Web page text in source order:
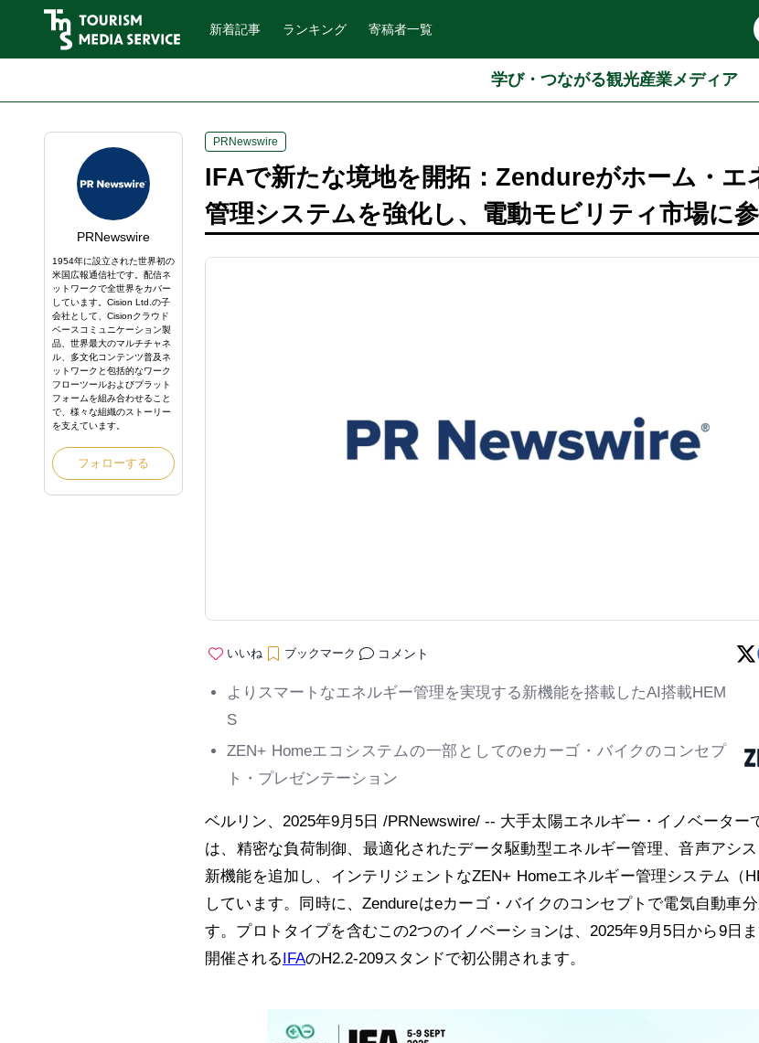
新着記事 ランキング 寄稿者一覧
学び・つながる観光産業メディア
PRNewswire
1954年に設立された世界初の
米国広報通信社です。配信ネ
ットワークで全世界をカバー
しています。Cision Ltd.の子
会社として、Cisionクラウド
ベースコミュニケーション製
品、世界最大のマルチチャネ
ル、多文化コンテンツ普及ネ
ットワークと包括的なワーク
フローツールおよびプラット
フォームを組み合わせること
で、様々な組織のストーリー
を支えています。
フォローする
PRNewswire
IFAで新たな境地を開拓：Zendureがホーム・エ
管理システムを強化し、電動モビリティ市場に
いいね ブックマーク コメント
よりスマートなエネルギー管理を実現する新機能を搭載したAI 搭載HEM
S
ZEN+ Homeエコシステムの一部としてのeカーゴ・バイクのコンセプ
ト・プレゼンテーション
ベルリン、 2025年9月 5 日 /PRNewswire/ -- 大手太陽エネルギー・イノベーター
は、精密な負荷制御、最適化されたデータ駆動型エネルギー管理、音声アシ
新機能を追加し、インテリジェントなZEN+ Homeエネルギー管理システム（
しています。同時に、Zendureはeカーゴ・バイクのコンセプトで電気自動車
す。プロトタイプを含むこの2つのイノベーションは、 2025年9月 5日から9日
開催されるIFAのH2.2-209スタンドで初公開されます。